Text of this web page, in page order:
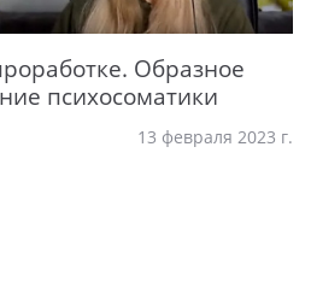
Образное
психосоматики
13 февраля 2023 г.